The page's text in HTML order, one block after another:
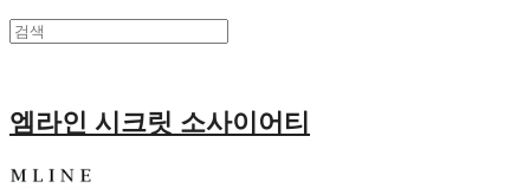
엠라인 시크릿 소사이어티